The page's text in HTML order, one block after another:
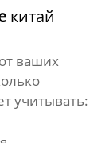
китай
ваших
учитывать: